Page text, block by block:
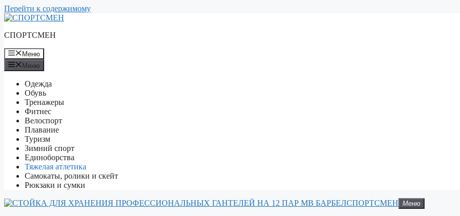
Перейти к содержимому
СПОРТСМЕН
Меню
Меню
Одежда
Обувь
Тренажеры
Фитнес
Велоспорт
Плавание
Туризм
Зимний спорт
Единоборства
Тяжелая атлетика
Самокаты, ролики и скейт
Рюкзаки и сумки
СПОРТСМЕН Меню